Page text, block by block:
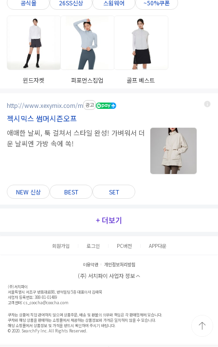
공식몰 26SS신상 스윔웨어 ~50%쿠폰
윈드자켓 퍼포먼스집업 골프 베스트
http://www.xexymix.com/m 광고
젝시믹스 썸머시즌오프
애매한 날씨, 툭 걸쳐서 스타일 완성! 가벼워서 더
운 날씨엔 가방 속에 쏙!
NEW 신상 BEST SET
+ 더보기
회원가입 로그인 PC버전 APP다운
이용약관 개인정보처리방침
(주) 서치파이 사업자 정보
(주)서치파이
서울특별시 서초구 반포대로88, 반석빌딩 5층 대표이사 김태묵
사업자 등록번호: 388-81-01489
고객센터:cs_coocha@coocha.com
쿠차는 상품에 직접 관여하지 않으며 상품주문, 배송 및 환불의 의무와 책임은 각 판매업체에 있습니다.
쿠차와 해당 상품을 판매하는 쇼핑몰에서 제공하는 상품정보와 가격은 일치하지 않을 수 있습니다.
해당 쇼핑몰에서 상품정보 및 가격을 반드시 확인하여 주시기 바랍니다.
© 2020. SearchFy Inc. All Rights Reserved.